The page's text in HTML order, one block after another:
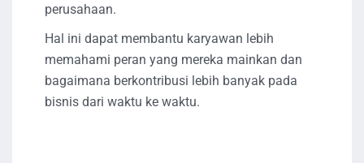
perusahaan.
Hal ini dapat membantu karyawan lebih
memahami peran yang mereka mainkan dan
bagaimana berkontribusi lebih banyak pada
bisnis dari waktu ke waktu.